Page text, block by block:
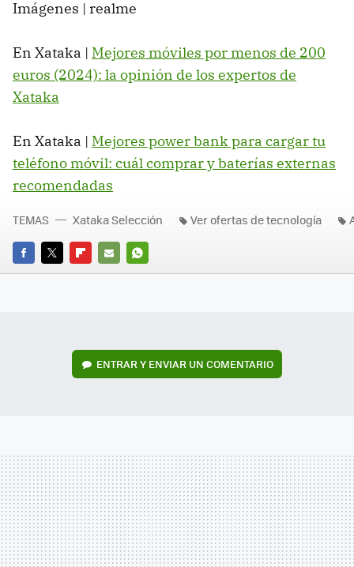
Imágenes | realme
En Xataka | Mejores móviles por menos de 200
euros (2024): la opinión de los expertos de
Xataka
En Xataka | Mejores power bank para cargar tu
teléfono móvil: cuál comprar y baterías externas
recomendadas
FACEBOOK
TWITTERFLIPBOARD
E-
WHATSAPP
TEMAS Xataka Selección Ver ofertas de tecnología
ENTRAR Y ENVIAR UN COMENTARIO